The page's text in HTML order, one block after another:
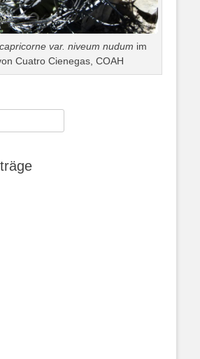
var. niveum nudum im
Cuatro Cienegas, COAH